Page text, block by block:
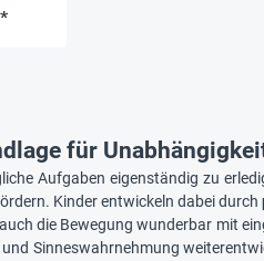
für
Aufgaben eigenständig zu
Kinder entwickeln dabei durch
die Bewegung wunderbar mit
Sinneswahrnehmung